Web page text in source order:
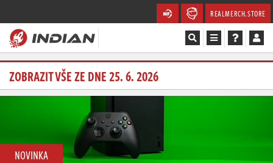
REALMERCH.STORE
Magazín
ZOBRAZIT VŠE ZE DNE 25. 6. 2026
NOVINKA